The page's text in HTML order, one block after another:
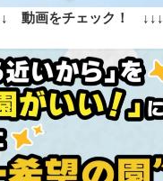
動画をチェック！ ↓↓↓